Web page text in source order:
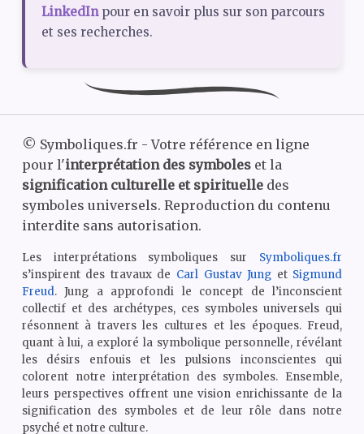
LinkedInpour en savoir plus sur son parcours
et ses recherches.
© Symboliques.fr - Votre référence en ligne
pour l'interprétation des symboleset la
signification culturelle et spirituelledes
symboles universels. Reproduction du contenu
interdite sans autorisation.
Les interprétations symboliques sur Symboliques.fr
s’inspirent des travaux de Carl Gustav Jung et Sigmund
Freud. Jung a approfondi le concept de l’inconscient
collectif et des archétypes, ces symboles universels qui
résonnent à travers les cultures et les époques. Freud,
quant à lui, a exploré la symbolique personnelle, révélant
les désirs enfouis et les pulsions inconscientes qui
colorent notre interprétation des symboles. Ensemble,
leurs perspectives offrent une vision enrichissante de la
signification des symboles et de leur rôle dans notre
psyché et notre culture.